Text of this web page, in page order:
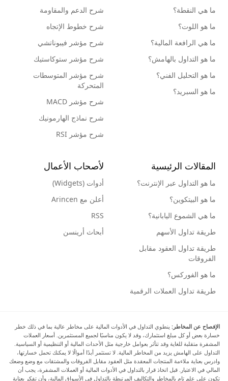
ما هي النقطة؟
ما هو اللوت؟
ما هي الرافعة المالية؟
ما هو التداول بالهامش؟
ما هو التحليل الفني؟
ما هو السبريد؟
شرح الدعم والمقاومة
شرح خطوط الإتجاه
شرح مؤشر فيبوناتشي
شرح مؤشر ستوكاستيك
شرح مؤشر المتوسطات
المتحركة
شرح مؤشر MACD
شرح نماذج الهارمونيك
شرح مؤشر RSI
المقالات الرئيسية
ما هو التداول عبر الإنترنت؟
ما هو البيتكوين؟
ما هي الشموع اليابانية؟
طريقة تداول الأسهم
طريقة تداول العقود مقابل
الفروقات
ما هو الفوركس؟
طريقة تداول العملات الرقمية
لأصحاب الأعمال
أدوات (Widgets)
أعلن مع Arincen
RSS
أبحاث أرينسن
الإفصاح عن المخاطر: ينطوي التداول في الأدوات المالية على مخاطر عالية بما في ذلك خطر
خسارة بعض أو كل مبلغ استثمارك، وقد لا يكون مناسبًا لجميع المستثمرين. أسعار العملات
المشفرة متقلبة للغاية وقد تتأثر بعوامل خارجية مثل الأحداث المالية أو التنظيمية أو السياسية.
التداول على الهامش يزيد من المخاطر المالية. لا تستثمر أبدًا أموالًا لا يمكنك تحمل خسارتها،
وادرس بعناية ملاءمة المنتجات المعقدة مثل العقود مقابل الفروقات والمشتقات مع وضع وضعك
المالي في الاعتبار. قبل اتخاذ قرار بالتداول في الأدوات المالية أو العملات المشفرة، يجب أن
تكون على علم تام بالمخاطر والتكاليف المرتبطة بالتداول في الأسواق المالية، وأن تفكر بعناية